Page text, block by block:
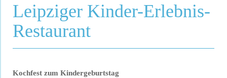
Leipziger Kinder-Erlebnis-
Restaurant
Kochfest zum Kindergeburtstag